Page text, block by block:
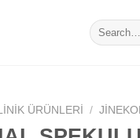
Search
for:
ÜRÜNLERI /